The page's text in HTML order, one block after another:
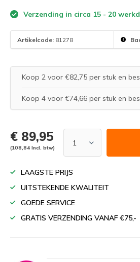
Verzending in circa 15 - 20
Artikelcode: 81278
Koop 2 voor €82,75 per stuk en
Koop 4 voor €74,66 per stuk en
€ 89,95
(108,84 Incl. btw)
LAAGSTE PRIJS
UITSTEKENDE KWALITEIT
GOEDE SERVICE
GRATIS VERZENDING VANAF €75,-